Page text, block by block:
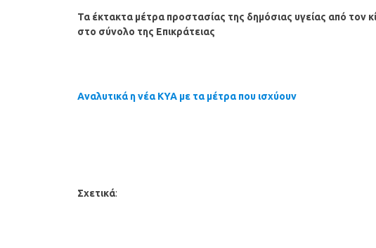
Τα έκτακτα μέτρα προστασίας της δημόσιας υγείας από τον
στο σύνολο της Επικράτειας
Αναλυτικά η νέα ΚΥΑ με τα μέτρα που ισχύουν
Σχετικά: